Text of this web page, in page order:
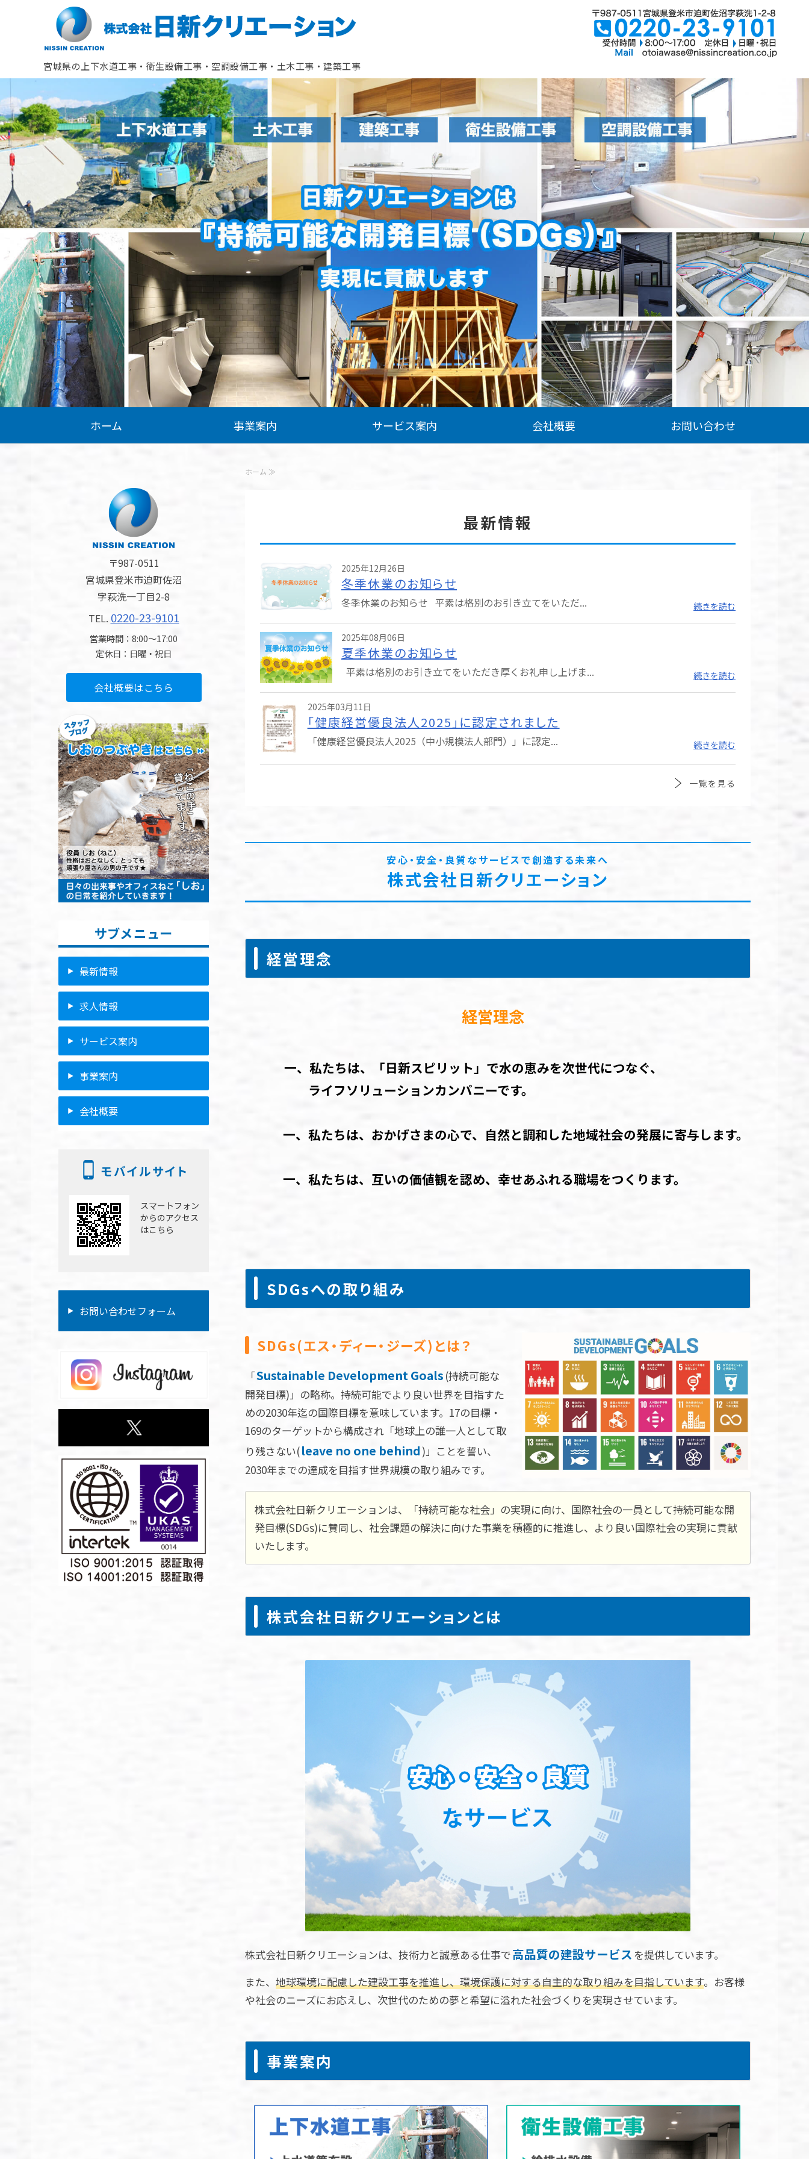
株式会社日新クリエーション｜上下水道工事・衛生設
宮城県の上下水道工事・衛生設備工事・空調設備工事・土木工事・建築工事
ホーム 事業案内 サービス案内 会社概要 お問い合わせ
ホーム ≫
最新情報
2025年12月26日
冬季休業のお知らせ
冬季休業のお知らせ 平素は格別のお引き立てをいただ... 続きを読む
2025年08月06日
夏季休業のお知らせ
平素は格別のお引き立てをいただき厚くお礼申し上げま... 続きを読む
2025年03月11日
「健康経営優良法人2025」に認定されました
「健康経営優良法人2025（中小規模法人部門）」に認定... 続きを読む
一覧を見る
安心・安全・良質なサービスで創造する未来へ
株式会社日新クリエーション
経営理念
経営理念
一、私たちは、「日新スピリット」で水の恵みを次世代につなぐ、
ライフソリューションカンパニーです。
一、私たちは、おかげさまの心で、自然と調和した地域社会の発展に寄与します。
一、私たちは、互いの価値観を認め、幸せあふれる職場をつくります。
SDGsへの取り組み
SDGs(エス・ディー・ジーズ)とは？
「Sustainable Development Goals (持続可能な
開発目標)」の略称。持続可能でより良い世界を目指すた
めの2030年迄の国際目標を意味しています。17の目標・
169のターゲットから構成され「地球上の誰一人として取
り残さない(leave no one behind )」ことを誓い、
2030年までの達成を目指す世界規模の取り組みです。
株式会社日新クリエーションは、「持続可能な社会」の実現に向け、国際社会の一員として持続可能な開
発目標(SDGs)に賛同し、社会課題の解決に向けた事業を積極的に推進し、より良い国際社会の実現に貢献
いたします。
株式会社日新クリエーションとは
株式会社日新クリエーションは、技術力と誠意ある仕事で高品質の建設サービス を提供しています。
また、 地球環境に配慮した建設工事を推進し、環境保護に対する自主的な取り組みを目指しています。お客様
や社会のニーズにお応えし、次世代のための夢と希望に溢れた社会づくりを実現させています。
事業案内
〒987-0511
宮城県登米市迫町佐沼
字萩洗一丁目2-8
TEL. 0220-23-9101
営業時間：8:00〜17:00
定休日：日曜・祝日
会社概要はこちら
サブメニュー
最新情報
求人情報
サービス案内
事業案内
会社概要
モバイルサイト
スマートフォン
からのアクセス
はこちら
お問い合わせフォーム